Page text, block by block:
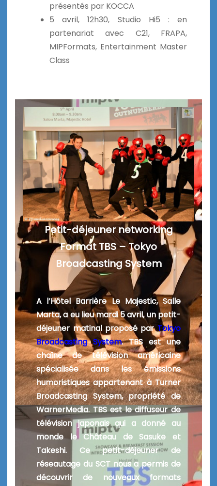
présentés par KOCCA
5 avril, 12h30, Studio Hi5 : en
partenariat avec C21, FRAPA,
MIPFormats, Entertainment Master
Class
Petit-déjeuner networking
Format TBS – Tokyo
Broadcasting System
A l’Hôtel Barrière Le Majestic, Salle
Marta, a eu lieu mardi 5 avril, un petit-
déjeuner matinal proposé parTokyo
Broadcasting System. TBS est une
chaîne de télévision américaine
spécialisée dans les émissions
humoristiques appartenant à Turner
Broadcasting System, propriété de
WarnerMedia. TBS est le diffuseur de
télévision japonais qui a donné au
monde le Château de Sasuke et
Takeshi. Ce petit-déjeuner de
réseautage du SCT nous a permis de
découvrir de nouveaux formats